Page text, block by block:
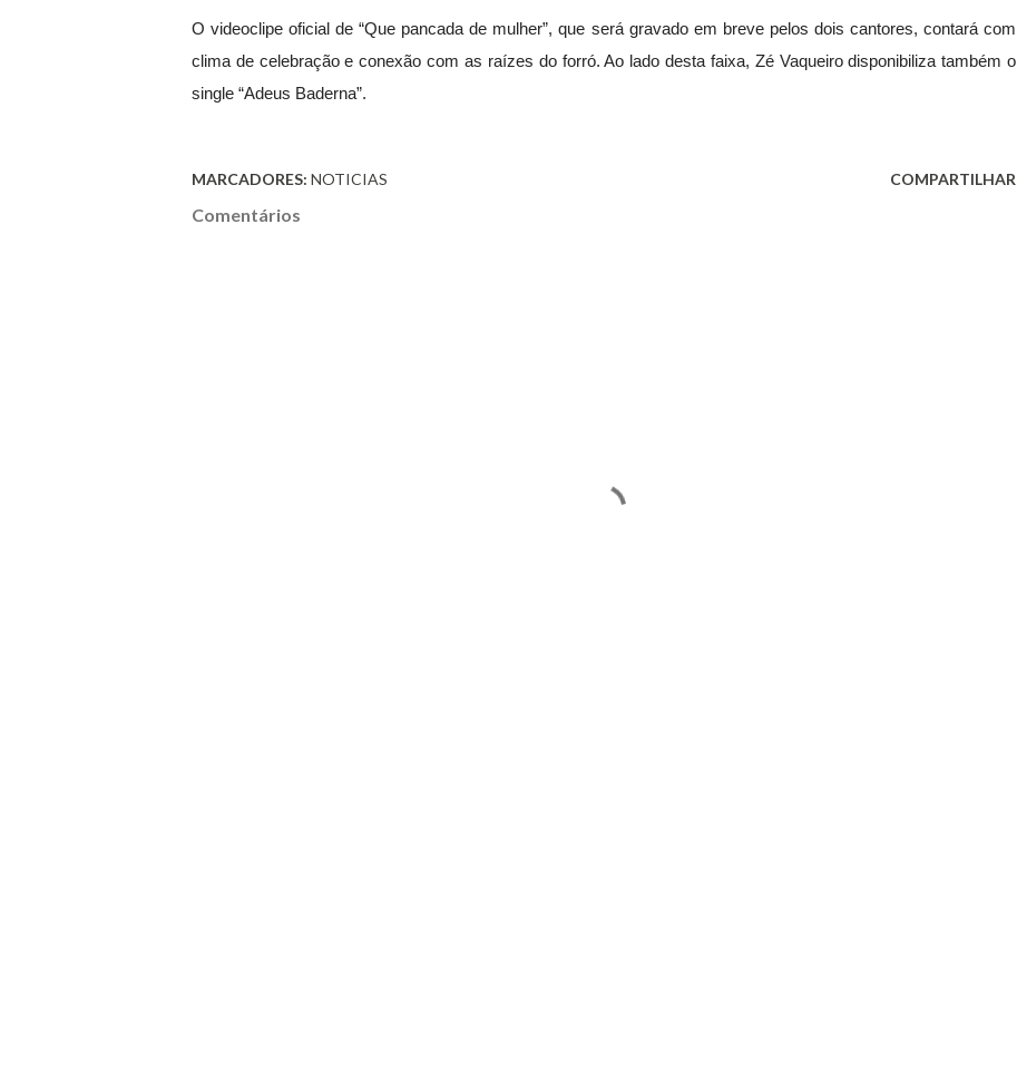
O videoclipe oficial de“Que pancada de mulher”, que será gravado em breve pelos dois cantores, contará com
clima de celebração e conexão com as raízes do forró. Ao lado desta faixa, Zé Vaqueiro disponibiliza também o
single “Adeus Baderna”.
MARCADORES: NOTICIAS COMPARTILHAR
Comentários